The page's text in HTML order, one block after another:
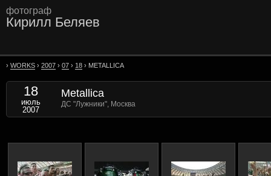
фотограф
Кирилл Беляев
› WORKS › 2007 › 07 › 18 › METALLICA
18
июль
2007
Metallica
ДС "Лужники", Москва